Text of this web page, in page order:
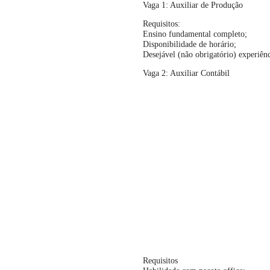
Vaga 1: Auxiliar de Produção
Requisitos:
Ensino fundamental completo;
Disponibilidade de horário;
Desejável (não obrigatório)
Vaga 2: Auxiliar Contábil
Requisitos